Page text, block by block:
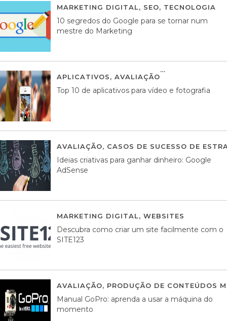
MARKETING DIGITAL, SEO, TECNOLOGIA
10 segredos do Google para se tornar num
mestre do Marketing
APLICATIVOS, AVALIAÇÃO
Top 10 de aplicativos para vídeo e fotografia
AVALIAÇÃO, CASOS DE SUCESSO DE
Ideias criativas para ganhar dinheiro: Google
AdSense
MARKETING DIGITAL, WEBSITES
Descubra como criar um site facilmente com o
SITE123
AVALIAÇÃO, PRODUÇÃO DE CONTEÚDOS
Manual GoPro: aprenda a usar a máquina do
momento